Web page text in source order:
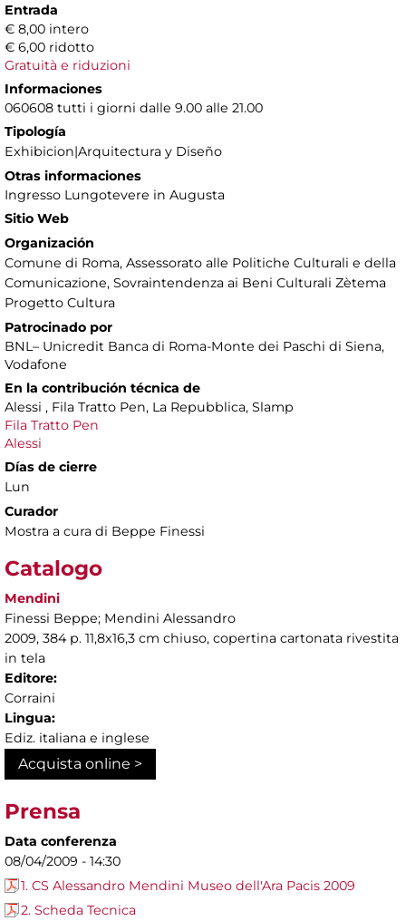
Entrada
€ 8,00 intero
€ 6,00 ridotto
Gratuità e riduzioni
Informaciones
060608 tutti i giorni dalle 9.00 alle 21.00
Tipología
Exhibicion|Arquitectura y Diseño
Otras informaciones
Ingresso Lungotevere in Augusta
Sitio Web
Organización
Comune di Roma, Assessorato alle Politiche Culturali e della
Comunicazione, Sovraintendenza ai Beni Culturali Zètema
Progetto Cultura
Patrocinado por
BNL– Unicredit Banca di Roma-Monte dei Paschi di Siena,
Vodafone
En la contribución técnica de
Alessi , Fila Tratto Pen, La Repubblica, Slamp
Fila Tratto Pen
Alessi
Días de cierre
Lun
Curador
Mostra a cura di Beppe Finessi
Catalogo
Mendini
Finessi Beppe; Mendini Alessandro
2009, 384 p. 11,8x16,3 cm chiuso, copertina cartonata rivestita
in tela
Editore:
Corraini
Lingua:
Ediz. italiana e inglese
Acquista online >
Prensa
Data conferenza
08/04/2009 - 14:30
1. CS Alessandro Mendini Museo dell'Ara Pacis 2009
2. Scheda Tecnica